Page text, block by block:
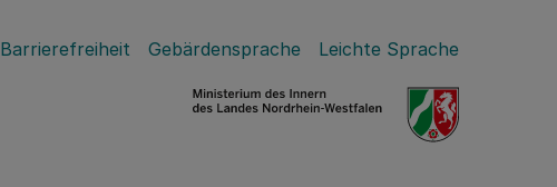
Barrierefreiheit Gebärdensprache Leichte Sprache